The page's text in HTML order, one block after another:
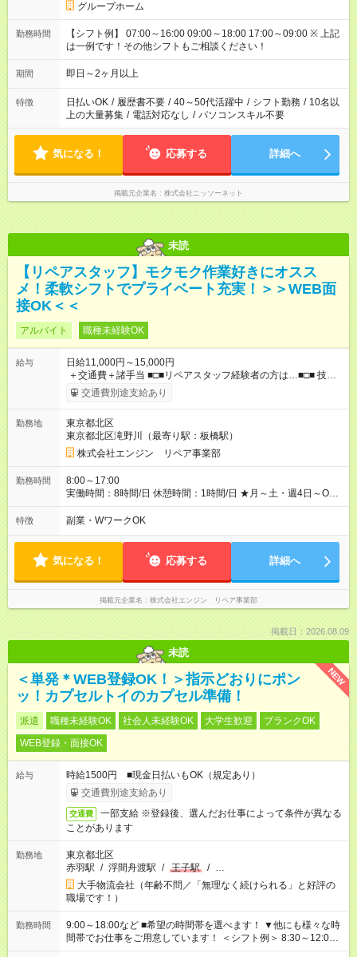
グループホーム
勤務時間
【シフト例】 07:00～16:00 09:00～18:00 17:00～09:00 ※ 上記
は一例です！その他シフトもご相談ください！
期間 即日～2ヶ月以上
特徴 日払いOK / 履歴書不要 / 40～50代活躍中 / シフト勤務 / 10名以
上の大量募集 / 電話対応なし / パソコンスキル不要
気になる！ 応募する 詳細へ
掲載元企業名 株式会社ニッソーネット
未読
【リペアスタッフ】モクモク作業好きにオスス
メ！柔軟シフトでプライベート充実！＞＞WEB面
接OK＜＜
アルバイト 職種未経験OK
給与
日給11,000円～15,000円
＋交通費＋諸手当 ■□■リペアスタッフ経験者の方は…■□■ 技術
チェック後に日給を決定します！ ・現場数に応じて『日給が1.2
倍』！ ・その他手当により『1.5倍』になることも…！ ・その他
交通費規定支給 ◆残業手当あり ◆子供手当あり ◆宿泊手当あり
(2，000円/1日) ※宿泊を伴う現場の場合 ◆先輩スタッフの給与例
﹋﹋﹋﹋﹋﹋﹋﹋﹋﹋﹋ ・週5日勤務Aさん ＞＞日給11，000円
×20勤務 ＞＞月収22万円＋諸手当 【試用期間】試用期間あり 試
用期間の長さ：6ヶ月 ※ 雇用形態と給与に、本採用時と異なる部
分があります。 雇用形態：本採用時と同じです。 給与：日
円 121勤務目から日給1万1，000円～ となります。
::::: ::::: ::::: ::::: ::::: ::::::
交通費別途支給あり
勤務地
東京都北区
東京都北区滝野川（最寄り駅：板橋駅）
株式会社エンジン リペア事業部
勤務時間
8:00～17:00
実働時間：8時間/日 休憩時間：1時間/日 ★月～土・週4日～OK
★週5日入れる方大歓迎！※日時相談OK ★時期により連休取得も
可能！ ＼毎月希望シフト提出で働きやすい！／ 毎月20日までに
OK
特徴 副業・WワークOK
気になる！ 応募する 詳細へ
掲載元企業名 株式会社エンジン リペア事業部
掲載日：2026.08.09
未読
NEW
＜単発＊WEB登録OK！＞指示どおりにポン
ッ！カプセルトイのカプセル準備！
派遣 職種未経験OK 社会人未経験OK 大学生歓迎
ブランクOK
WEB登録・面接OK
給与
時給1500円 ■現金日払いもOK（規定あり）
交通費別途支給あり
交通費
一部支給 ※登録後、選んだお仕事によって条件が異なる
ことがあります
勤務地
東京都北区
赤羽駅 / 浮間舟渡駅 / 王子駅 / …
大手物流会社（年齢不問／「無理なく続けられる」と好評の
職場です！）
勤務時間
9:00～18:00など ■希望の時間帯を選べます！ ▼他にも様々な時
間帯でお仕事をご用意しています！ ＜シフト例＞ 8:30～12:00
17:00～22:00 13:00～22:00 22:00～翌6:00 など